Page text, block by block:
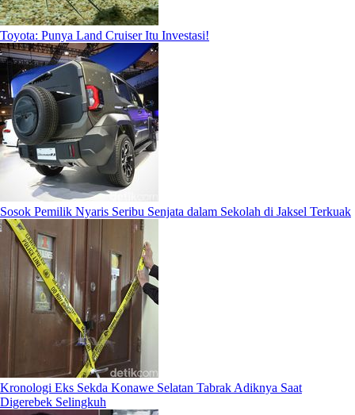
Toyota: Punya Land Cruiser Itu Investasi!
Sosok Pemilik Nyaris Seribu Senjata dalam Sekolah di Jaksel Terkuak
Kronologi Eks Sekda Konawe Selatan Tabrak Adiknya Saat
Digerebek Selingkuh